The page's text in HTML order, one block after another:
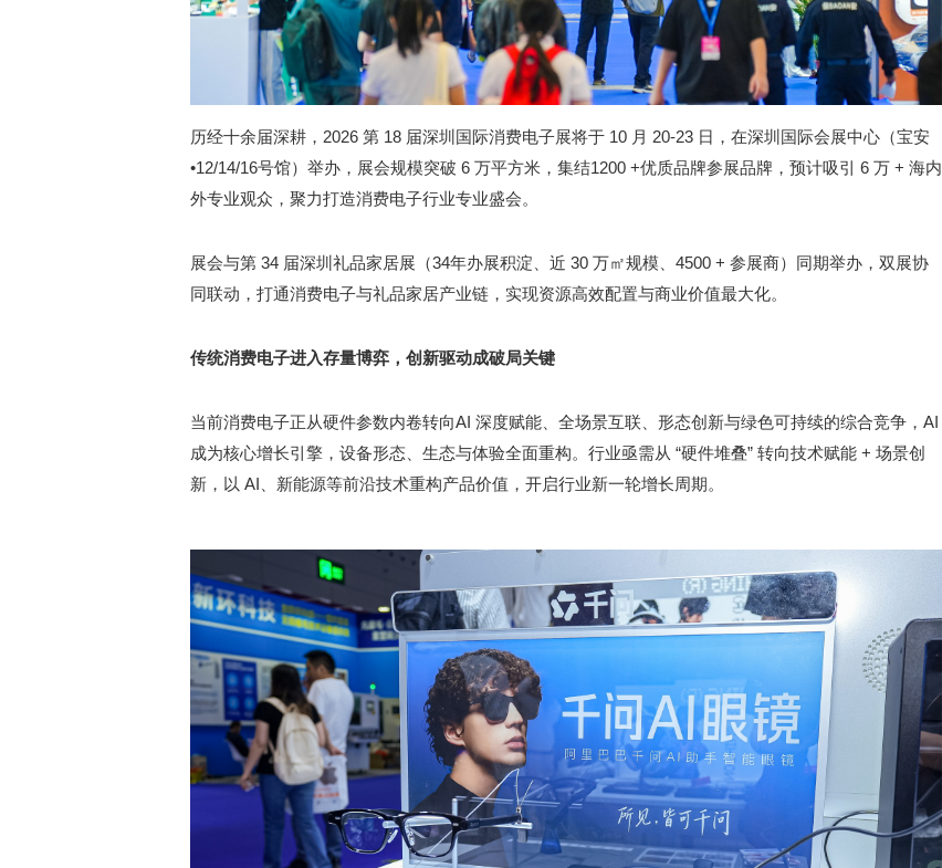
历经十余届深耕，2026 第 18 届深圳国际消费电子展将于 10 月 20-23 日，在深圳国际会展中心（宝安
•12/14/16号馆）举办，展会规模突破 6 万平方米，集结1200 +优质品牌参展品牌，预计吸引 6 万 + 海内
外专业观众，聚力打造消费电子行业专业盛会。
展会与第 34 届深圳礼品家居展（34年办展积淀、近 30 万㎡规模、4500 + 参展商）同期举办，双展协
同联动，打通消费电子与礼品家居产业链，实现资源高效配置与商业价值最大化。
传统消费电子进入存量博弈，创新驱动成破局关键
当前消费电子正从硬件参数内卷转向AI 深度赋能、全场景互联、形态创新与绿色可持续的综合竞争，AI
成为核心增长引擎，设备形态、生态与体验全面重构。行业亟需从 “硬件堆叠” 转向技术赋能 + 场景创
新，以 AI、新能源等前沿技术重构产品价值，开启行业新一轮增长周期。